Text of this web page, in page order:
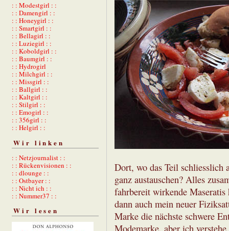
: : Modestgirl : :
: : Damengirl : :
: : Honeygirl : :
: : Smartgirl : :
: : Bellagirl : :
: : Luziegirl : :
: : Koboldgirl : :
: : Baumgirl : :
: : Hydrogirl
: : Milchgirl : :
: : Missgirl : :
: : Ballgirl : :
: : Kaltgirl : :
: : Stilgirl : :
: : Emogirl : :
: : 356girl : :
: : Helgirl : :
Wir linken
: : Netzjournalist : :
: : Rückenvisionen : :
: : dlounge : :
: : Ostbayer : :
: : Nicht ich : :
: : Nummer37 : :
Wir lesen
Dort, wo das Teil schliesslich
ganz austauschen? Alles
fahrbereit wirkende
dann auch mein neuer
Marke die nächste schwere